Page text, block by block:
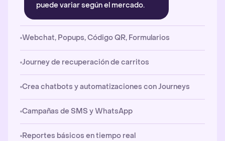
puede variar según el mercado.
Webchat, Popups, Código QR, Formularios
Journey de recuperación de carritos
Crea chatbots y automatizaciones con Journeys
Campañas de SMS y WhatsApp
Reportes básicos en tiempo real